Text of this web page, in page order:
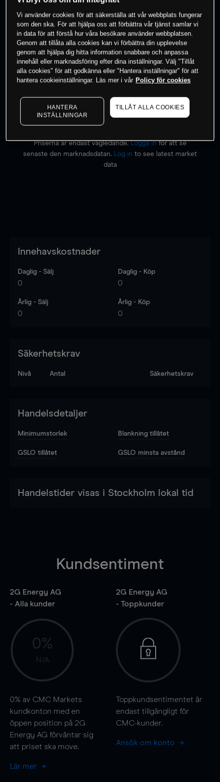
0% av kunderna har en position i detta
instrument
Börja handla
Priserna är endast vägledande.Logga inför att se
senaste den marknadsdatan.
Log in to see latest market
data
Innehavskostnader
Daglig - Sälj
0
Daglig - Köp
0
Årlig - Sälj
0
Årlig - Köp
0
Säkerhetskrav
Nivå Antal Säkerhetskrav
Handelsdetaljer
Minimumstorlek Blankning tillåtet
GSLO tillåtet GSLO minsta avstånd
Handelstider visas i Stockholm lokal tid
Kundsentiment
2G Energy AG
- Alla kunder
0%
N/A
0% av CMC Markets
kundkonton med en
öppen position på 2G
Energy AG förväntar sig
att priset ska move.
Lär mer
2G Energy AG
- Toppkunder
Toppkundsentimentet är
endast tillgängligt för
CMC-kunder.
Ansök om konto
Vi använder cookies för att säkerställa att vår webbplats fungerar
som den ska. För att hjälpa oss att förbättra vår tjänst samlar vi
in data för att förstå hur våra besökare använder webbplatsen.
Genom att tillåta alla cookies kan vi förbättra din upplevelse
genom att hjälpa dig hitta information snabbare och anpassa
innehåll eller marknadsföring efter dina inställningar. Välj "Tillåt
alla cookies" för att godkänna eller "Hantera inställningar" för att
hantera cookieinställningar. Läs mer i vår Policy för cookies
HANTERA
INSTÄLLNINGAR
TILLÅT ALLA COOKIES